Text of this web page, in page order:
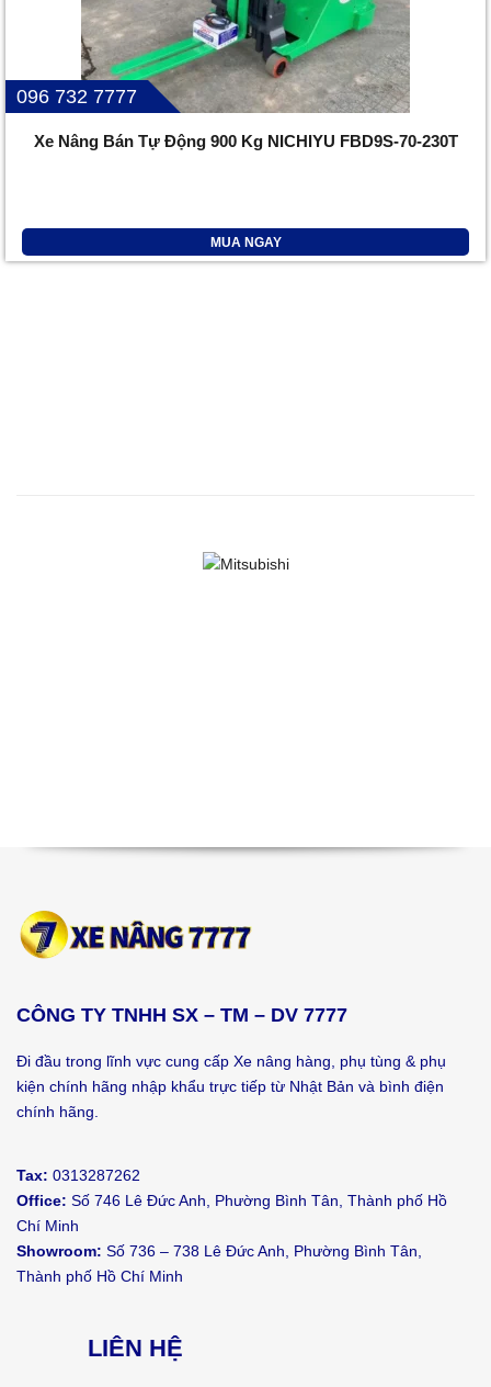
096 732 7777
Xe Nâng Bán Tự Động 900 Kg NICHIYU FBD9S-70-230T
MUA NGAY
CÔNG TY TNHH SX – TM – DV 7777
Đi đầu trong lĩnh vực cung cấp Xe nâng hàng, phụ tùng & phụ
kiện chính hãng nhập khẩu trực tiếp từ Nhật Bản và bình điện
chính hãng.
Tax: 0313287262
Office: Số 746 Lê Đức Anh, Phường Bình Tân, Thành phố Hồ
Chí Minh
Showroom: Số 736 – 738 Lê Đức Anh, Phường Bình Tân,
Thành phố Hồ Chí Minh
LIÊN HỆ